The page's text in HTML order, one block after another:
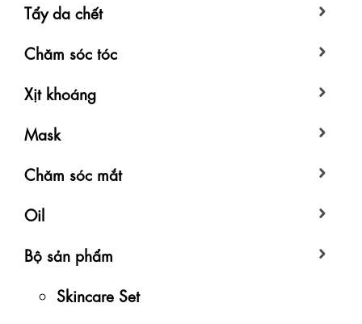
Tẩy da chết
Chăm sóc tóc
Xịt khoáng
Mask
Chăm sóc mắt
Oil
Bộ sản phẩm
Skincare Set